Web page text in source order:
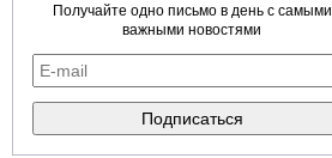
Получайте одно письмо в день с самыми
важными новостями